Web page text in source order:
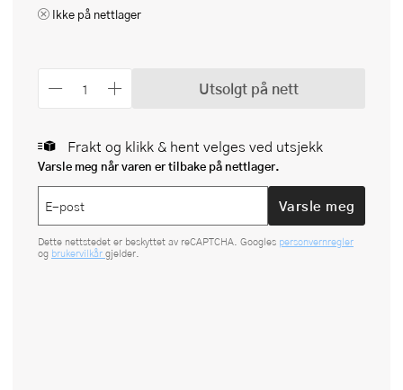
Ikke på nettlager
Utsolgt på nett
Frakt og klikk & hent velges ved utsjekk
Varsle meg når varen er tilbake på nettlager.
Varsle meg
Dette nettstedet er beskyttet av reCAPTCHA. Googles personvernregler
og brukervilkår gjelder.